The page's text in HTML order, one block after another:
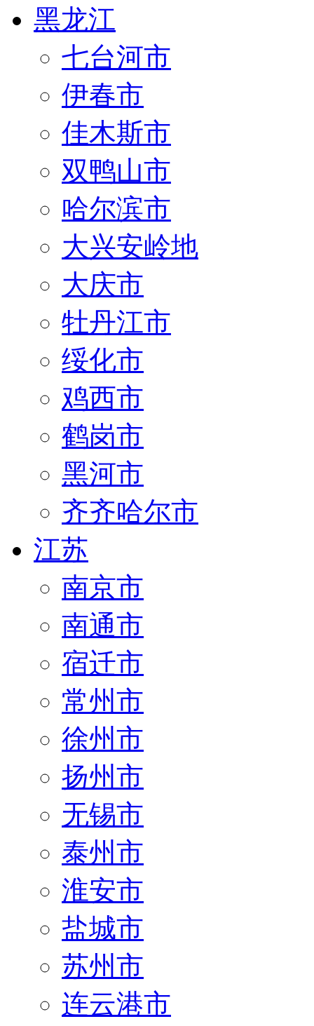
黑龙江
七台河市
伊春市
佳木斯市
双鸭山市
哈尔滨市
大兴安岭地
大庆市
牡丹江市
绥化市
鸡西市
鹤岗市
黑河市
齐齐哈尔市
江苏
南京市
南通市
宿迁市
常州市
徐州市
扬州市
无锡市
泰州市
淮安市
盐城市
苏州市
连云港市